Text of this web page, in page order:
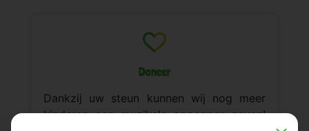
Doneer
Dankzij uw steun kunnen wij nog meer
kinderen een muzikale oppepper geven!